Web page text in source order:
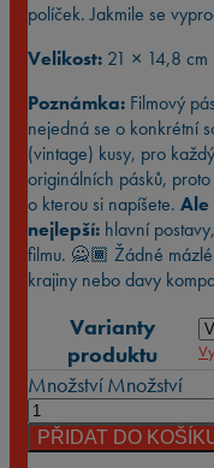
políček. Jakmile se
Velikost: 21 × 14,8 cm
Poznámka: Filmový
nejedná se o konkrétní
(vintage) kusy, pro
originálních pásků,
o kterou si napíšete. Ale
nejlepší: hlavní
filmu. 🙅🏾 Žádné
krajiny nebo davy
Varianty
produktu
MnožstvíMnožství
PŘIDAT DO